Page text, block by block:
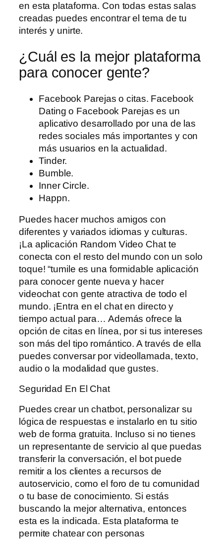
en esta plataforma. Con todas estas salas
creadas puedes encontrar el tema de tu
interés y unirte.
¿Cuál es la mejor plataforma
para conocer gente?
Facebook Parejas o citas. Facebook
Dating o Facebook Parejas es un
aplicativo desarrollado por una de las
redes sociales más importantes y con
más usuarios en la actualidad.
Tinder.
Bumble.
Inner Circle.
Happn.
Puedes hacer muchos amigos con
diferentes y variados idiomas y culturas.
¡La aplicación Random Video Chat te
conecta con el resto del mundo con un solo
toque! “tumile es una formidable aplicación
para conocer gente nueva y hacer
videochat con gente atractiva de todo el
mundo. ¡Entra en el chat en directo y
tiempo actual para… Además ofrece la
opción de citas en línea, por si tus intereses
son más del tipo romántico. A través de ella
puedes conversar por videollamada, texto,
audio o la modalidad que gustes.
Seguridad En El Chat
Puedes crear un chatbot, personalizar su
lógica de respuestas e instalarlo en tu sitio
web de forma gratuita. Incluso si no tienes
un representante de servicio al que puedas
transferir la conversación, el bot puede
remitir a los clientes a recursos de
autoservicio, como el foro de tu comunidad
o tu base de conocimiento. Si estás
buscando la mejor alternativa, entonces
esta es la indicada. Esta plataforma te
permite chatear con personas